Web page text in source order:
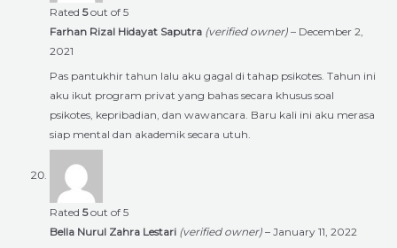
Rated 5out of 5
Farhan Rizal Hidayat Saputra (verified owner) – December 2,
2021
Pas pantukhir tahun lalu aku gagal di tahap psikotes. Tahun ini
aku ikut program privat yang bahas secara khusus soal
psikotes, kepribadian, dan wawancara. Baru kali ini aku merasa
siap mental dan akademik secara utuh.
Rated 5out of 5
Bella Nurul Zahra Lestari (verified owner) – January 11, 2022